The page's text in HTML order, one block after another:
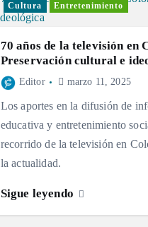
Cultura Entretenimiento
70 años de la televisión en
Preservación cultural e
Editor marzo 11, 2025
Los aportes en la difusión de
educativa y entretenimiento
recorrido de la televisión en
la actualidad.
Sigue leyendo